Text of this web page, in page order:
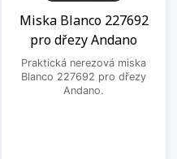
Miska Blanco 227692
pro dřezy Andano
Praktická nerezová miska
Blanco 227692 pro dřezy
Andano.